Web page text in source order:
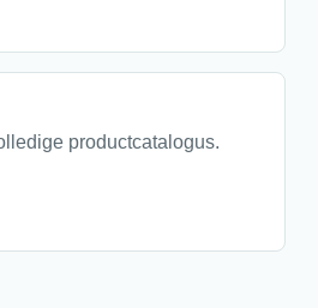
productcatalogus.